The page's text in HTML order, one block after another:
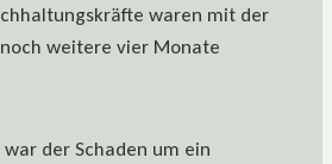
waren mit der
weitere vier Monate
der Schaden um ein